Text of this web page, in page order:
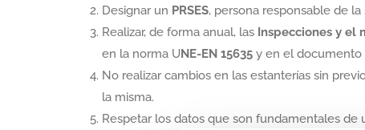
Designar un PRSES, persona responsable de
Realizar, de forma anual, las Inspecciones y el
en la norma UNE-EN 15635 y en el documento
No realizar cambios en las estanterías sin
la misma.
Respetar los datos que son fundamentales de